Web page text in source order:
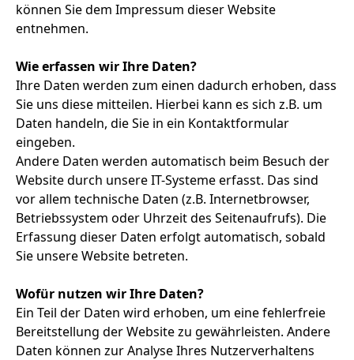
können Sie dem Impressum dieser Website
entnehmen.
Wie erfassen wir Ihre Daten?
Ihre Daten werden zum einen dadurch erhoben, dass
Sie uns diese mitteilen. Hierbei kann es sich z.B. um
Daten handeln, die Sie in ein Kontaktformular
eingeben.
Andere Daten werden automatisch beim Besuch der
Website durch unsere IT-Systeme erfasst. Das sind
vor allem technische Daten (z.B. Internetbrowser,
Betriebssystem oder Uhrzeit des Seitenaufrufs). Die
Erfassung dieser Daten erfolgt automatisch, sobald
Sie unsere Website betreten.
Wofür nutzen wir Ihre Daten?
Ein Teil der Daten wird erhoben, um eine fehlerfreie
Bereitstellung der Website zu gewährleisten. Andere
Daten können zur Analyse Ihres Nutzerverhaltens